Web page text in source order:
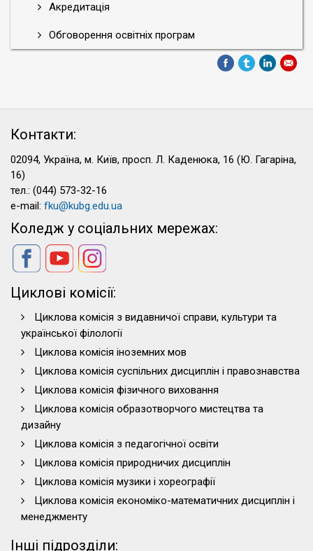
Акредитація
Обговорення освітніх програм
Контакти:
02094, Україна, м. Київ, просп. Л. Каденюка, 16 (Ю. Гагаріна,
16)
тел.: (044) 573-32-16
e-mail: fku@kubg.edu.ua
Коледж у соціальних мережах:
Циклові комісії:
Циклова комісія з видавничої справи, культури та
української філології
Циклова комісія іноземних мов
Циклова комісія суспільних дисциплін і правознавства
Циклова комісія фізичного виховання
Циклова комісія образотворчого мистецтва та
дизайну
Циклова комісія з педагогічної освіти
Циклова комісія природничих дисциплін
Циклова комісія музики і хореографії
Циклова комісія економіко-математичних дисциплін і
менеджменту
Інші підрозділи: